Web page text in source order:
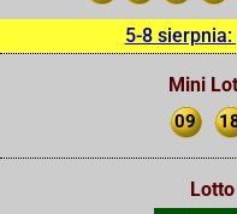
5-8
Mini
09